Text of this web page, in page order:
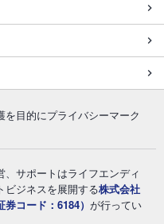
目的にプライバシーマーク
、サポートはライフエンディ
ビジネスを展開する株式会社
コード：6184） が行ってい